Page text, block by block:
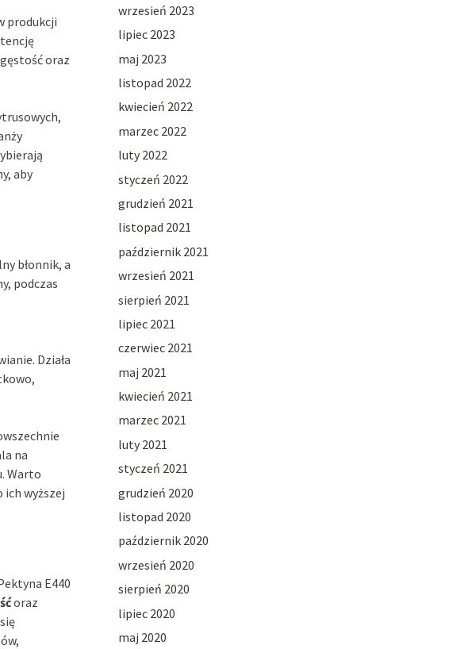
produkcji
oraz
aby
błonnik, a
podczas
Działa
na
Warto
wyższej
E440
oraz
wrzesień 2023
lipiec 2023
maj 2023
listopad 2022
kwiecień 2022
marzec 2022
luty 2022
styczeń 2022
grudzień 2021
listopad 2021
październik 2021
wrzesień 2021
sierpień 2021
lipiec 2021
czerwiec 2021
maj 2021
kwiecień 2021
marzec 2021
luty 2021
styczeń 2021
grudzień 2020
listopad 2020
październik 2020
wrzesień 2020
sierpień 2020
lipiec 2020
maj 2020